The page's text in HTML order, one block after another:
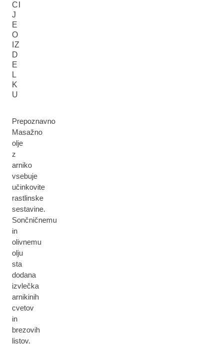
CI
J
E
O
IZ
D
E
L
K
U
Prepoznavno
Masažno
olje
z
arniko
vsebuje
učinkovite
rastlinske
sestavine.
Sončničnemu
in
olivnemu
olju
sta
dodana
izvlečka
arnikinih
cvetov
in
brezovih
listov.